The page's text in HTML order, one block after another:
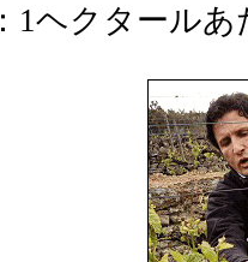
：1ヘクタール